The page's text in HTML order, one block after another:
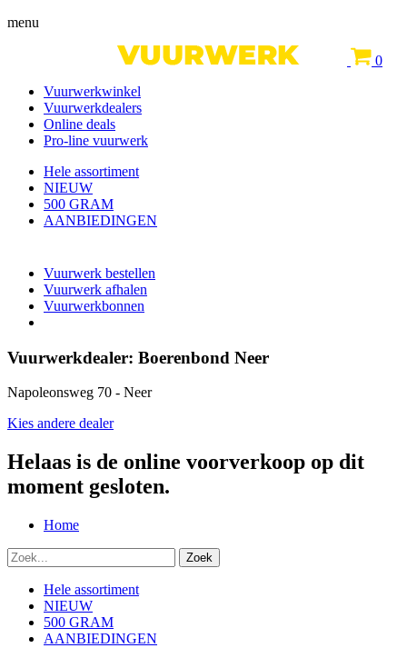
menu
0
Vuurwerkwinkel
Vuurwerkdealers
Online deals
Pro-line vuurwerk
Hele assortiment
NIEUW
500 GRAM
AANBIEDINGEN
Vuurwerk bestellen
Vuurwerk afhalen
Vuurwerkbonnen
Vuurwerkdealer: Boerenbond Neer
Napoleonsweg 70 - Neer
Kies andere dealer
Helaas is de online voorverkoop op dit
moment gesloten.
Home
Hele assortiment
NIEUW
500 GRAM
AANBIEDINGEN